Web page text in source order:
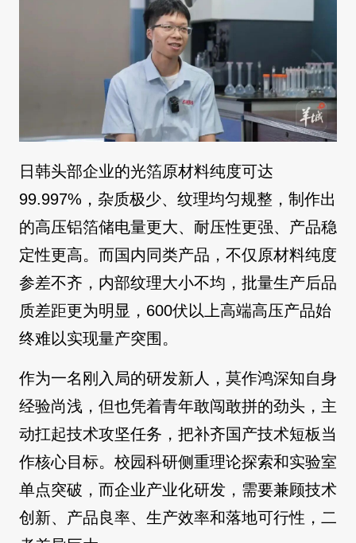
日韩头部企业的光箔原材料纯度可达
99.997%，杂质极少、纹理均匀规整，制作出
的高压铝箔储电量更大、耐压性更强、产品稳
定性更高。而国内同类产品，不仅原材料纯度
参差不齐，内部纹理大小不均，批量生产后品
质差距更为明显，600伏以上高端高压产品始
终难以实现量产突围。
作为一名刚入局的研发新人，莫作鸿深知自身
经验尚浅，但也凭着青年敢闯敢拼的劲头，主
动扛起技术攻坚任务，把补齐国产技术短板当
作核心目标。校园科研侧重理论探索和实验室
单点突破，而企业产业化研发，需要兼顾技术
创新、产品良率、生产效率和落地可行性，二